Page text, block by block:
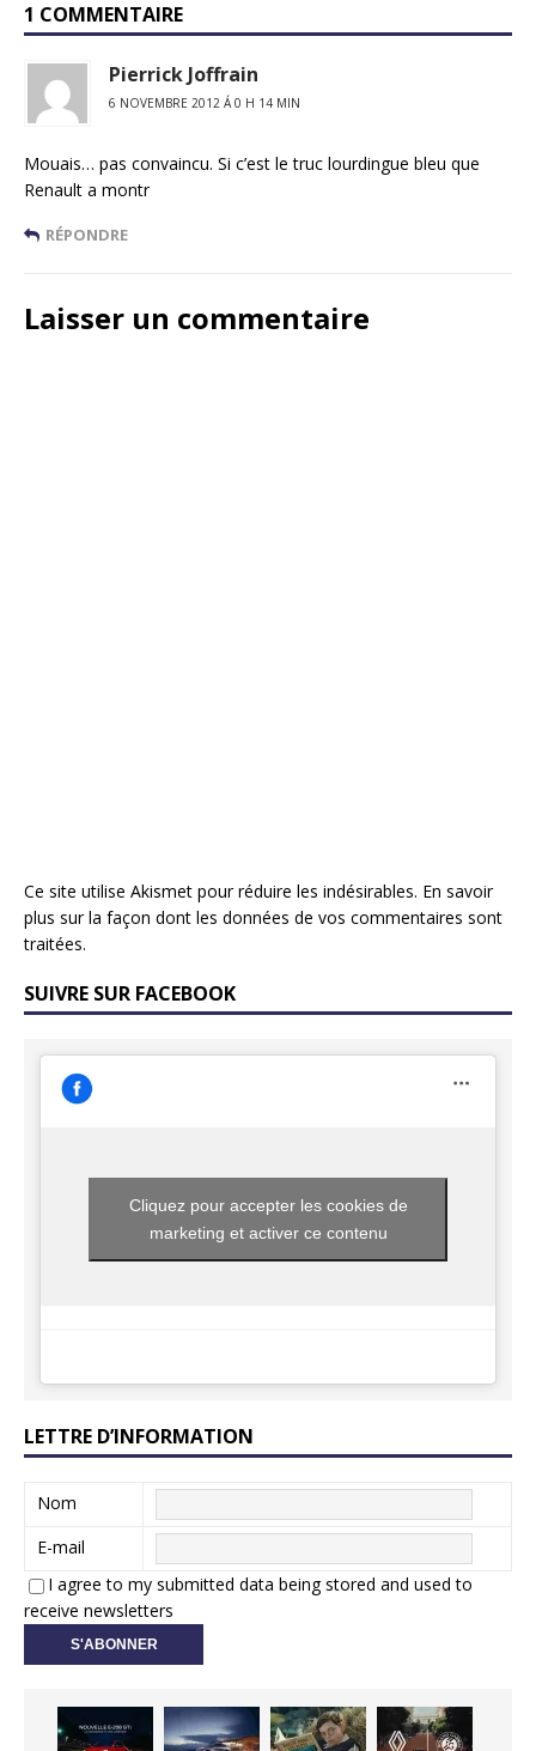
1 COMMENTAIRE
Pierrick Joffrain
6 NOVEMBRE 2012 Á 0 H 14 MIN
Mouais… pas convaincu. Si c’est le truc lourdingue bleu que
Renault a montr
RÉPONDRE
Laisser un commentaire
Ce site utilise Akismet pour réduire les indésirables. En savoir
plus sur la façon dont les données de vos commentaires sont
traitées.
SUIVRE SUR FACEBOOK
Cliquez pour accepter les cookies de
marketing et activer ce contenu
LETTRE D’INFORMATION
Nom
E-mail
I agree to my submitted data being stored and used to
receive newsletters